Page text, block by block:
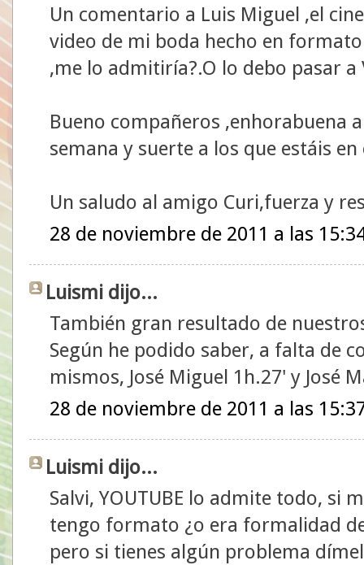
Un comentario a Luis Miguel ,el
video de mi boda hecho en
,me lo admitiría?.O lo debo pasar a
Bueno compañeros ,enhorabuena
semana y suerte a los que estáis
Un saludo al amigo Curi,fuerza y
28 de noviembre de 2011 a las
Luismi dijo...
También gran resultado de
Según he podido saber, a falta de
mismos, José Miguel 1h.27' y José
28 de noviembre de 2011 a las
Luismi dijo...
Salvi, YOUTUBE lo admite todo, si
tengo formato ¿o era formalidad
pero si tienes algún problema